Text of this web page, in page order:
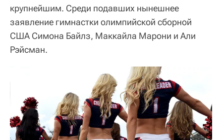
крупнейшим. Среди подавших нынешнее
заявление гимнастки олимпийской сборной
США Симона Байлз, Маккайла Марони и Али
Рэйсман.